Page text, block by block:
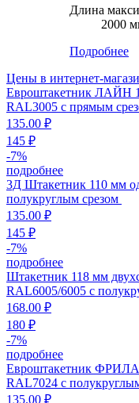
Длина
2000
Подробнее
Цены в интернет-
Евроштакетник ЛАЙН
RAL3005 с прямым
135.00 ₽
145 ₽
-7%
подробнее
3Д Штакетник 110 мм
полукруглым срезом
135.00 ₽
145 ₽
-7%
подробнее
Штакетник 118 мм
RAL6005/6005 с
168.00 ₽
180 ₽
-7%
подробнее
Евроштакетник
RAL7024 с
135.00 ₽